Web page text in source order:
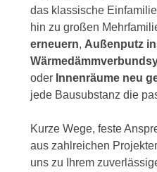
das klassische
hin zu großen
erneuern, Außenputz
oder Innenräume neu
jede Bausubstanz die
Kurze Wege, feste
aus zahlreichen
uns zu Ihrem